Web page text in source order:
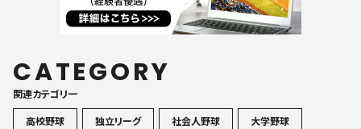
CATEGORY
関連カテゴリ一
高校野球
独立リーグ 社会人野球 大学野球